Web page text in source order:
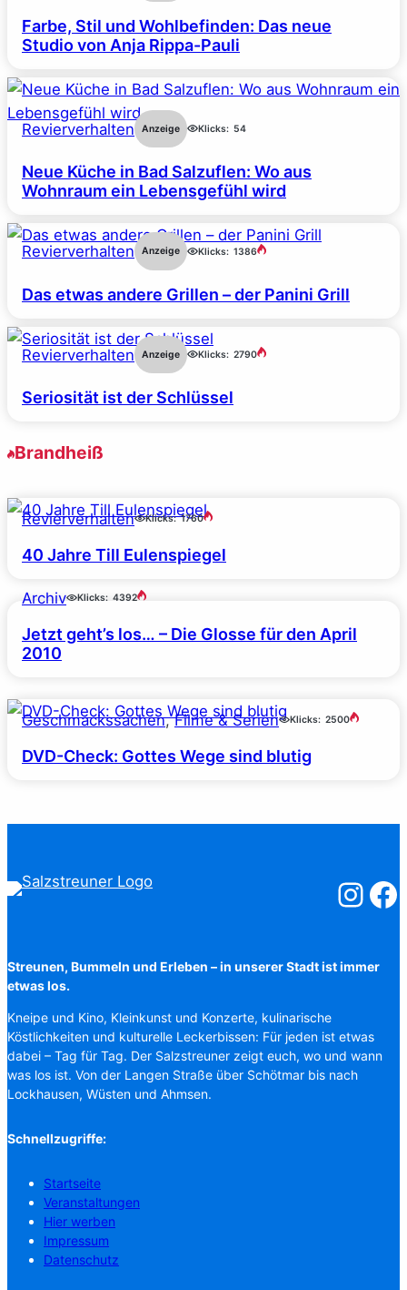
Farbe, Stil und Wohlbefinden: Das neue
Studio von Anja Rippa-Pauli
Revierverhalten Anzeige Klicks: 54
Neue Küche in Bad Salzuflen: Wo aus
Wohnraum ein Lebensgefühl wird
Revierverhalten Anzeige Klicks: 1386
Das etwas andere Grillen – der Panini Grill
Revierverhalten Anzeige Klicks: 2790
Seriosität ist der Schlüssel
Brandheiß
Revierverhalten Klicks: 1760
40 Jahre Till Eulenspiegel
Archiv Klicks: 4392
Jetzt geht’s los… – Die Glosse für den April
2010
Geschmackssachen, Filme & Serien Klicks: 2500
DVD-Check: Gottes Wege sind blutig
Streunen, Bummeln und Erleben – in unserer Stadt ist immer
etwas los.
Kneipe und Kino, Kleinkunst und Konzerte, kulinarische
Köstlichkeiten und kulturelle Leckerbissen: Für jeden ist etwas
dabei – Tag für Tag. Der Salzstreuner zeigt euch, wo und wann
was los ist. Von der Langen Straße über Schötmar bis nach
Lockhausen, Wüsten und Ahmsen.
Schnellzugriffe:
Startseite
Veranstaltungen
Hier werben
Impressum
Datenschutz